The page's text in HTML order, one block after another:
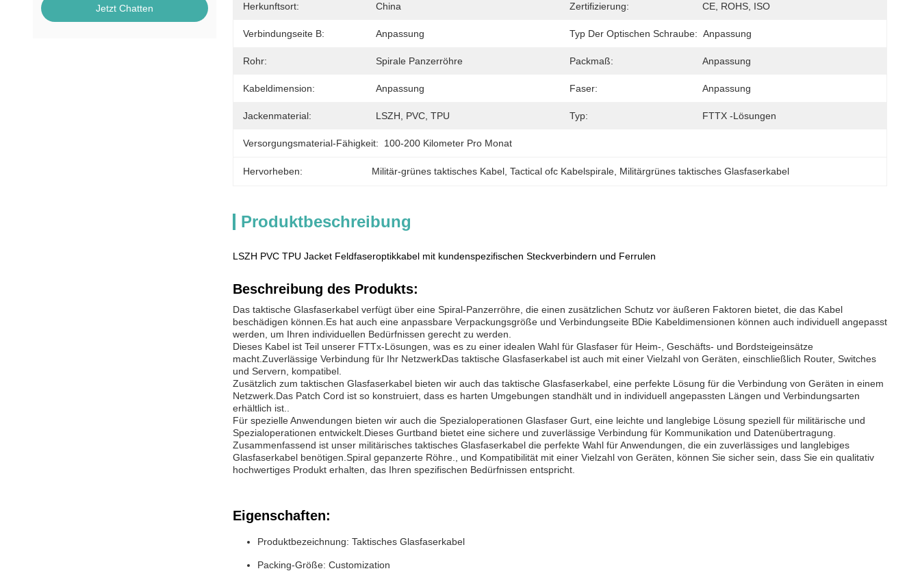
Jetzt Chatten Herkunftsort: China Zertifizierung: CE, ROHS, ISO
Verbindungseite B: Anpassung Typ Der Optischen Schraube: Anpassung
Rohr: Spirale Panzerröhre Packmaß: Anpassung
Kabeldimension: Anpassung Faser: Anpassung
Jackenmaterial: LSZH, PVC, TPU Typ: FTTX -Lösungen
Versorgungsmaterial-Fähigkeit: 100-200 Kilometer Pro Monat
Hervorheben: Militär-grünes taktisches Kabel , Tactical ofc Kabelspirale Militärgrünes taktisches Glasfaserkabel
Produktbeschreibung
LSZH PVC TPU Jacket Feldfaseroptikkabel mit kundenspezifischen Steckverbindern und Ferrulen
Beschreibung des Produkts:
Das taktische Glasfaserkabel verfügt über eine Spiral-Panzerröhre, die einen zusätzlichen Schutz vor äußeren Faktoren bietet, die das Kabel
beschädigen können.Es hat auch eine anpassbare Verpackungsgröße und Verbindungseite BDie Kabeldimensionen können auch individuell angepasst
werden, um Ihren individuellen Bedürfnissen gerecht zu werden.
Dieses Kabel ist Teil unserer FTTx-Lösungen, was es zu einer idealen Wahl für Glasfaser für Heim-, Geschäfts- und Bordsteigeinsätze
macht.Zuverlässige Verbindung für Ihr NetzwerkDas taktische Glasfaserkabel ist auch mit einer Vielzahl von Geräten, einschließlich Router, Switches
und Servern, kompatibel.
Zusätzlich zum taktischen Glasfaserkabel bieten wir auch das taktische Glasfaserkabel, eine perfekte Lösung für die Verbindung von Geräten in einem
Netzwerk.Das Patch Cord ist so konstruiert, dass es harten Umgebungen standhält und in individuell angepassten Längen und Verbindungsarten
erhältlich ist..
Für spezielle Anwendungen bieten wir auch die Spezialoperationen Glasfaser Gurt, eine leichte und langlebige Lösung speziell für militärische und
Spezialoperationen entwickelt.Dieses Gurtband bietet eine sichere und zuverlässige Verbindung für Kommunikation und Datenübertragung.
Zusammenfassend ist unser militärisches taktisches Glasfaserkabel die perfekte Wahl für Anwendungen, die ein zuverlässiges und langlebiges
Glasfaserkabel benötigen.Spiral gepanzerte Röhre., und Kompatibilität mit einer Vielzahl von Geräten, können Sie sicher sein, dass Sie ein qualitativ
hochwertiges Produkt erhalten, das Ihren spezifischen Bedürfnissen entspricht.
Eigenschaften:
Produktbezeichnung: Taktisches Glasfaserkabel
Packing-Größe: Customization